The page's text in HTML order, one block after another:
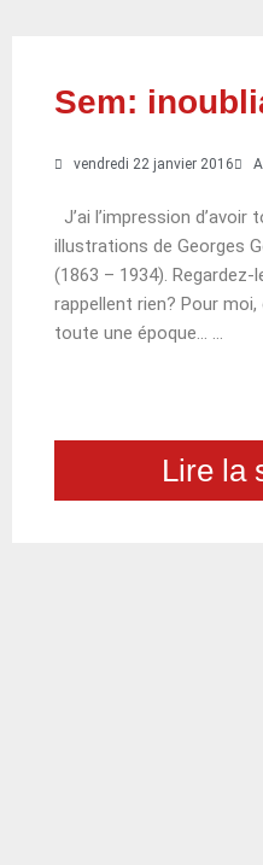
Sem:
vendredi 22 janvier 2016
J’ai l’impression
illustrations de Georges
(1863 – 1934). Regardez-
rappellent rien? Pour
toute une époque… …
Lire la